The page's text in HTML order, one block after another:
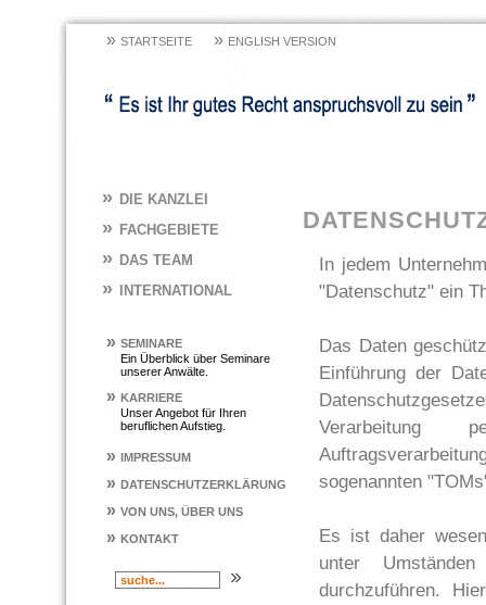
» STARTSEITE » ENGLISH VERSION
In jedem
"Datenschutz" ein
Das Daten
Einführung der
Verarbeitung
sogenannten
Es ist daher
unter
durchzuführen.
» DIE KANZLEI
» FACHGEBIETE
» DAS TEAM
» INTERNATIONAL
» SEMINARE
Ein Überblick über Seminare
unserer Anwälte.
» KARRIERE
Unser Angebot für Ihren
beruflichen Aufstieg.
» IMPRESSUM
» DATENSCHUTZERKLÄRUNG
» VON UNS, ÜBER UNS
» KONTAKT